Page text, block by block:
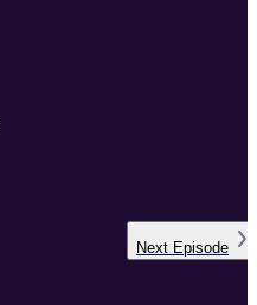
Next Episode